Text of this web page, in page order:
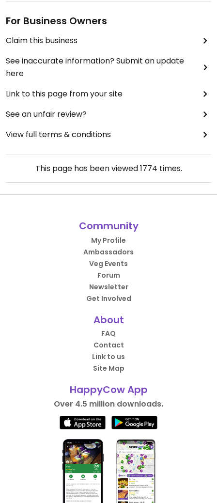
For Business Owners
Claim this business
See inaccurate information? Submit an update
here
Link to this page from your site
See an unfair review?
View full terms & conditions
This page has been viewed1774 times.
Community
My Profile
Ambassadors
Veg Events
Forum
Newsletter
Get Involved
About
FAQ
Contact
Link to us
Site Map
HappyCow App
Over 4.5 million downloads.